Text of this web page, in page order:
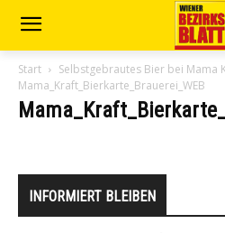
Start
Selbstgebrautes Bier bei Mama
Mama_Kraft_Bierkarte_Brauerei_WEB
INFORMIERT BLEIBEN